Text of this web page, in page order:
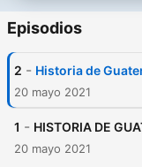
Episodios
2 - Historia de
20 mayo 2021
1 - HISTORIA DE
20 mayo 2021